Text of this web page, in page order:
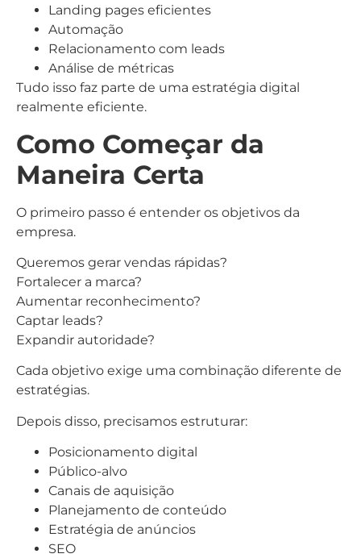
Landing pages eficientes
Automação
Relacionamento com leads
Análise de métricas
Tudo isso faz parte de uma estratégia digital
realmente eficiente.
Como Começar da
Maneira Certa
O primeiro passo é entender os objetivos da
empresa.
Queremos gerar vendas rápidas?
Fortalecer a marca?
Aumentar reconhecimento?
Captar leads?
Expandir autoridade?
Cada objetivo exige uma combinação diferente de
estratégias.
Depois disso, precisamos estruturar:
Posicionamento digital
Público-alvo
Canais de aquisição
Planejamento de conteúdo
Estratégia de anúncios
SEO